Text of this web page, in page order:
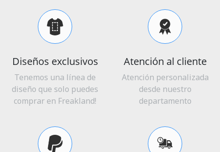
Diseños exclusivos
Tenemos una línea de
diseño que solo puedes
comprar en Freakland!
Atención al cliente
Atención personalizada
desde nuestro
departamento